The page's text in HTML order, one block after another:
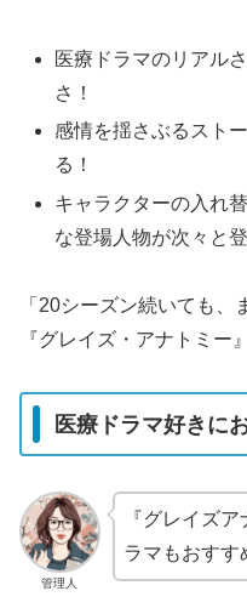
医療ドラマのリアル
さ！
感情を揺さぶるスト
る！
キャラクターの入れ
な登場人物が次々と登
「20シーズン続いても、
『グレイズ・アナトミー
医療ドラマ好きに
管理人
『グレイズ
ラマもおすす